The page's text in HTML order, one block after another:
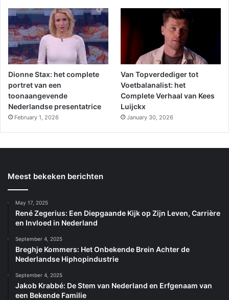
Dionne Stax: het complete
portret van een
toonaangevende
Nederlandse presentatrice
February 1, 2026
Van Topverdediger tot
Voetbalanalist: het
Complete Verhaal van Kees
Luijckx
January 30, 2026
Meest bekeken berichten
May 17, 2025
René Zegerius: Een Diepgaande Kijk op Zijn Leven, Carrière
en Invloed in Nederland
September 4, 2025
Breghje Kommers: Het Onbekende Brein Achter de
Nederlandse Hiphopindustrie
September 4, 2025
Jakob Krabbé: De Stem van Nederland en Erfgenaam van
een Bekende Familie